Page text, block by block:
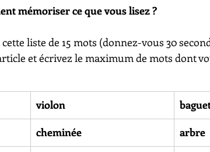
mémoriser ce que vous lisez ?
liste de 15 mots (donnez-vous 30
et écrivez le maximum de mots dont
violon
cheminée
arbre